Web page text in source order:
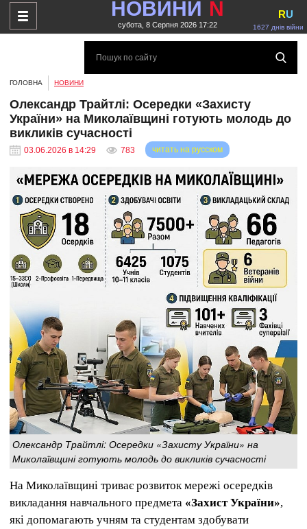
НОВИНИ N
субота, 8 Серпня 2026 17:22 1627 днів війни
RU
ГОЛОВНА НОВИНИ
Олександр Трайтлі: Осередки «Захисту
України» на Миколаївщині готують молодь до
викликів сучасності
03.06.2026 в 14:29 783 читать на русском
Олександр Трайтлі: Осередки «Захисту України» на
Миколаївщині готують молодь до викликів сучасності
На Миколаївщині триває розвиток мережі осередків
викладання навчального предмета «Захист України»,
які допомагають учням та студентам здобувати